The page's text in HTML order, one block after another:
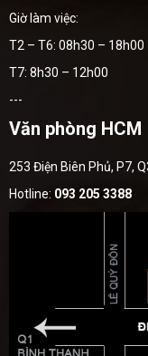
Giờ làm việc:
T2 – T6: 08h30 – 18h00
T7: 8h30 – 12h00
---
Văn phòng HCM
253 Điện Biên Phủ, P7,
Hotline: 093 205 3388